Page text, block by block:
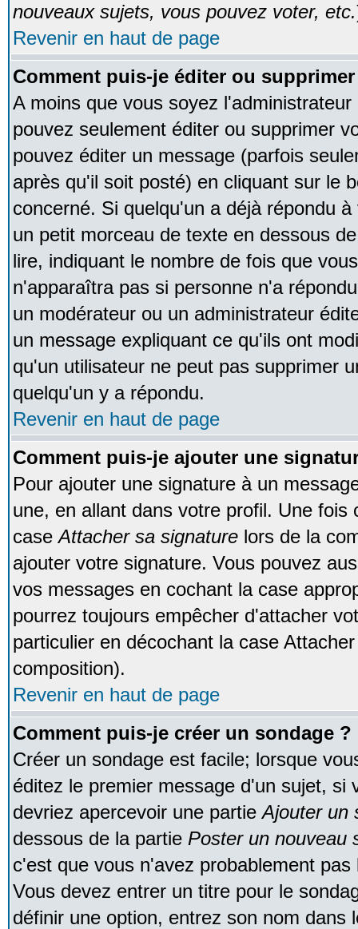
nouveaux sujets, vous pouvez voter, etc.
Revenir en haut de page
Comment puis-je éditer ou
A moins que vous soyez
pouvez seulement éditer ou supprimer
pouvez éditer un message (parfois
après qu'il soit posté) en cliquant sur le
concerné. Si quelqu'un a déjà répondu
un petit morceau de texte en dessous
lire, indiquant le nombre de fois que
n'apparaîtra pas si personne n'a
un modérateur ou un administrateur
un message expliquant ce qu'ils ont
qu'un utilisateur ne peut pas supprimer
quelqu'un y a répondu.
Revenir en haut de page
Comment puis-je ajouter une
Pour ajouter une signature à un
une, en allant dans votre profil. Une fois
caseAttacher sa signature lors de la
ajouter votre signature. Vous pouvez
vos messages en cochant la case
pourrez toujours empêcher d'attacher
particulier en décochant la case
composition).
Revenir en haut de page
Comment puis-je créer un sondage ?
Créer un sondage est facile; lorsque
éditez le premier message d'un sujet, si
devriez apercevoir une partieAjouter un
dessous de la partie Poster un nouveau
c'est que vous n'avez probablement
Vous devez entrer un titre pour le
définir une option, entrez son nom dans